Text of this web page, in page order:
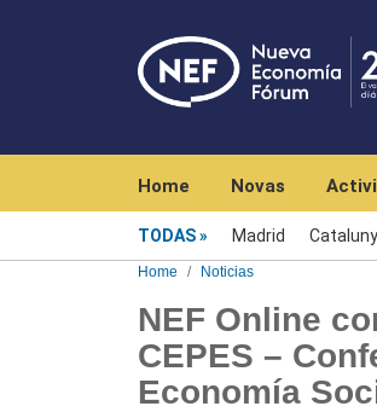
Home Novas
TODAS Madrid
Home Noticias
NEF Online
CEPES –
Economía